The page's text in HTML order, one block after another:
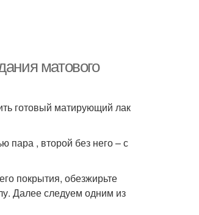
матового
готовый матирующий лак
, второй без него – с
покрытия, обезжирьте
Далее следуем одним из